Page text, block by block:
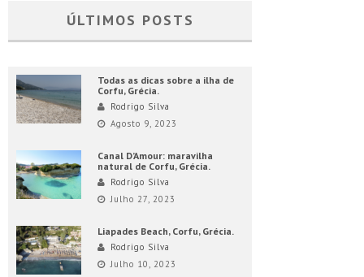
ÚLTIMOS POSTS
Todas as dicas sobre a ilha de
Corfu, Grécia.
Rodrigo Silva
Agosto 9, 2023
Canal D’Amour: maravilha
natural de Corfu, Grécia.
Rodrigo Silva
Julho 27, 2023
Liapades Beach, Corfu, Grécia.
Rodrigo Silva
Julho 10, 2023